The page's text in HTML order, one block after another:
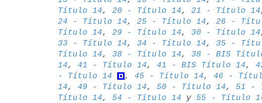
Título 14, 20 - Título 14, 21 - Título 14
24 - Título 14, 25 - Título 14, 26 -
Título 14, 29 - Título 14, 30 - Título 14
33 - Título 14, 34 - Título 14, 35 -
Título 14, 38 - Título 14, 38 - BIS
14, 41 - Título 14, 41 - BIS Título 14,
- Título 14
, 45 - Título 14, 46 -
14, 49 - Título 14, 50 - Título 14, 51 -
Título 14, 54 - Título 14 y 55 - Título